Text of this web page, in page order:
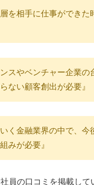
層を相手に仕事ができた
ンスやベンチャー企業の
ない顧客創出が必要』
いく金融業界の中で、今
みが必要』
員の口コミを掲載して